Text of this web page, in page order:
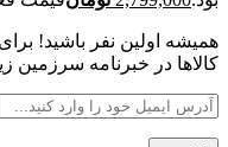
همیشه اولین نفر باشید!
کالاها در خبرنامه سرزمین